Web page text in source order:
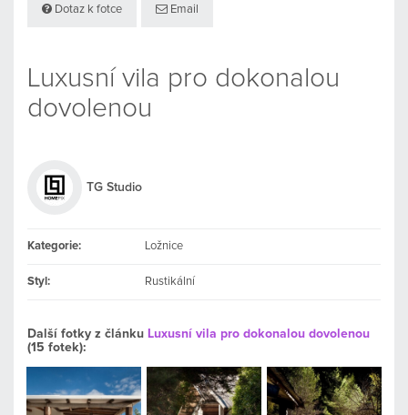
Dotaz k fotce Email
Luxusní vila pro dokonalou
dovolenou
TG Studio
Kategorie: Ložnice
Styl: Rustikální
Další fotky z článku Luxusní vila pro dokonalou dovolenou
(15 fotek):